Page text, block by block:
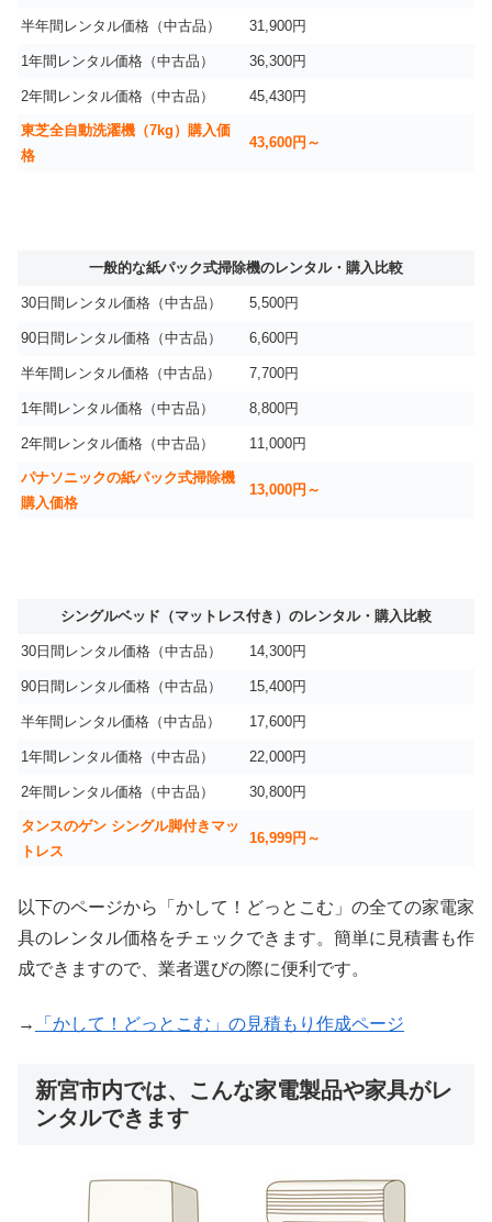
半年間レンタル価格（中古品） 31,900円
1年間レンタル価格（中古品） 36,300円
2年間レンタル価格（中古品） 45,430円
東芝全自動洗濯機（7kg）購入価
格
43,600円～
一般的な紙パック式掃除機のレンタル・購入比較
30日間レンタル価格（中古品） 5,500円
90日間レンタル価格（中古品） 6,600円
半年間レンタル価格（中古品） 7,700円
1年間レンタル価格（中古品） 8,800円
2年間レンタル価格（中古品） 11,000円
パナソニックの紙パック式掃除機
購入価格
13,000円～
シングルベッド（マットレス付き）のレンタル・購入比較
30日間レンタル価格（中古品） 14,300円
90日間レンタル価格（中古品） 15,400円
半年間レンタル価格（中古品） 17,600円
1年間レンタル価格（中古品） 22,000円
2年間レンタル価格（中古品） 30,800円
タンスのゲン シングル脚付きマッ
トレス
16,999円～
以下のページから「かして！どっとこむ」の全ての家電家
具のレンタル価格をチェックできます。簡単に見積書も作
成できますので、業者選びの際に便利です。
→ 「かして！どっとこむ」の見積もり作成ページ
新宮市内では、こんな家電製品や家具がレ
ンタルできます